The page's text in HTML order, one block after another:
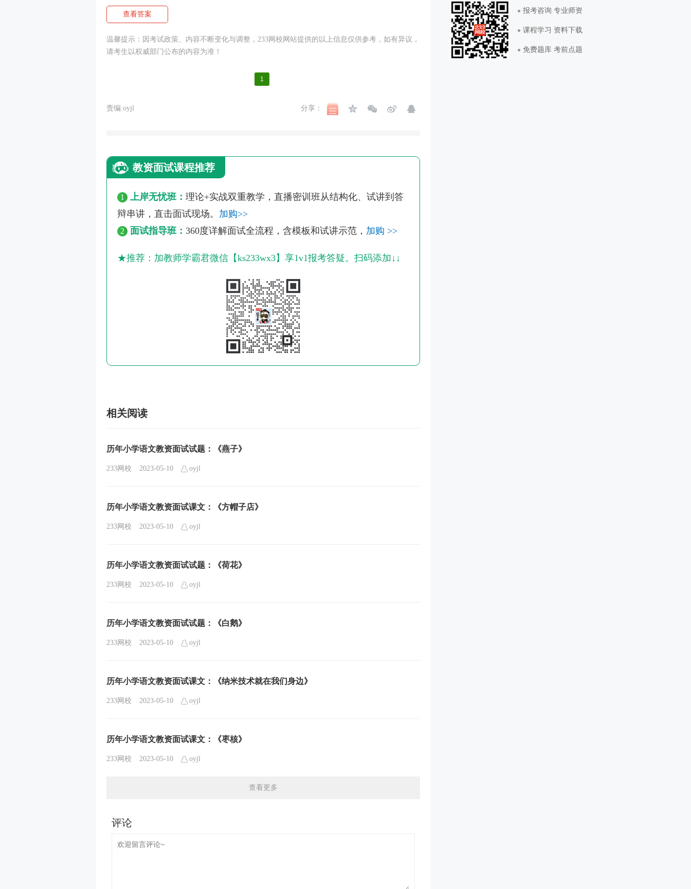
查看答案
温馨提示：因考试政策、内容不断变化与调整，233网校 网站提供的以上信息仅供参考，如有异议，
请考生以权威部门公布的内容为准！
1
责编:oyjl 分享：
教资面试课程推荐
1 上岸无忧班： 理论+实战双重教学，直播密训班从结构化、试讲到答
辩串讲，直击面试现场。 加购>>
2 面试指导班： 360度详解面试全流程，含模板和试讲示范， 加购 >>
★推荐：加教师学霸君微信【ks233wx3】享1v1报考答疑。扫码添加↓↓
相关阅读
历年小学语文教资面试试题：《燕子》
233网校 2023-05-10 oyjl
历年小学语文教资面试课文：《方帽子店》
233网校 2023-05-10 oyjl
历年小学语文教资面试试题：《荷花》
233网校 2023-05-10 oyjl
历年小学语文教资面试试题：《白鹅》
233网校 2023-05-10 oyjl
历年小学语文教资面试课文：《纳米技术就在我们身边》
233网校 2023-05-10 oyjl
历年小学语文教资面试课文：《枣核》
233网校 2023-05-10 oyjl
查看更多
报考咨询 专业师资
课程学习 资料下载
免费题库 考前点题